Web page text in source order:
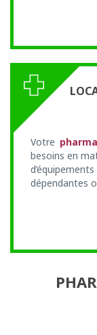
Votre
besoins en
dépendantes